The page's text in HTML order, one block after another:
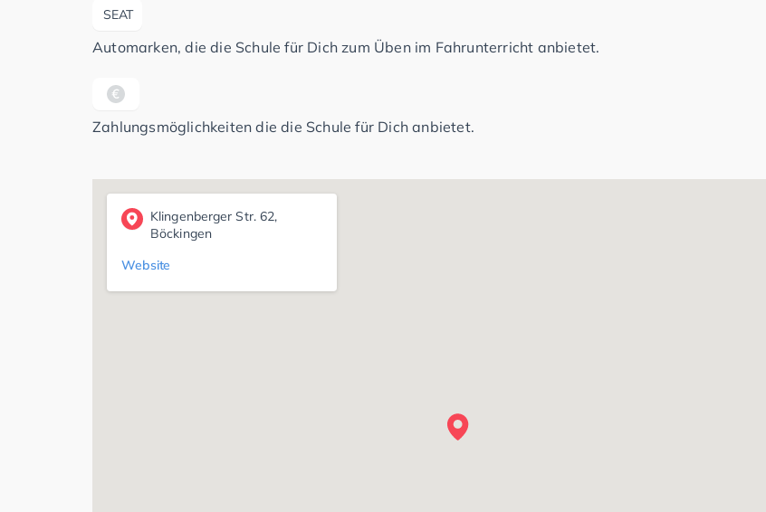
SEAT
Automarken, die die Schule für Dich zum Üben im Fahrunterricht anbietet.
Zahlungsmöglichkeiten die die Schule für Dich anbietet.
Klingenberger Str. 62,
Böckingen
Website